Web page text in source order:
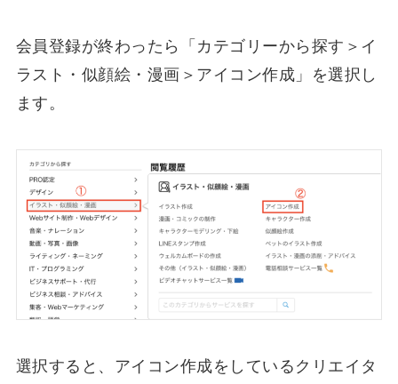
会員登録が終わったら「カテゴリーから探す＞イ
ラスト・似顔絵・漫画＞アイコン作成」を選択し
ます。
選択すると、アイコン作成をしているクリエイタ